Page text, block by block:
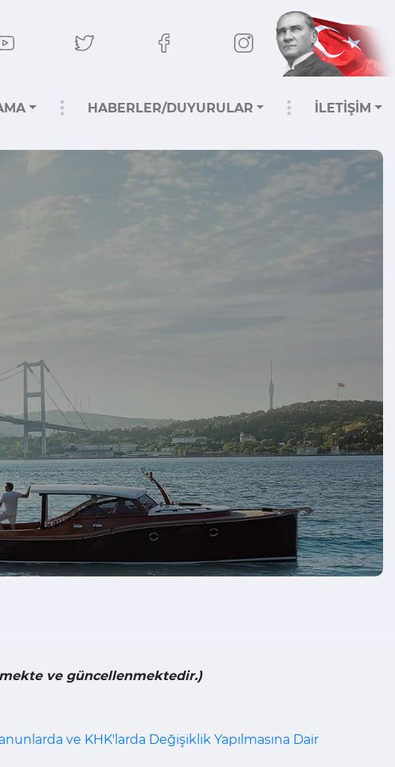
HABERLER/DUYURULAR İLETİŞİM
ve güncellenmektedir.)
ve KHK'larda Değişiklik Yapılmasına Dair